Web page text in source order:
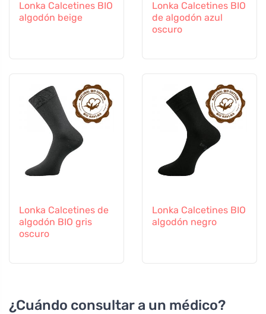
Lonka Calcetines BIO
algodón beige
Lonka Calcetines BIO
de algodón azul
oscuro
Lonka Calcetines de
algodón BIO gris
oscuro
Lonka Calcetines BIO
algodón negro
¿Cuándo consultar a un médico?